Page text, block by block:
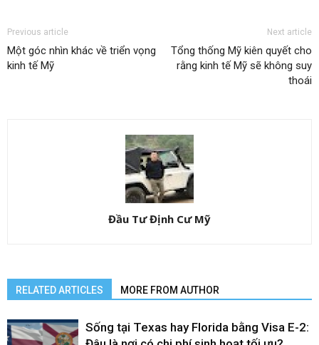
Previous article
Một góc nhìn khác về triển vọng
kinh tế Mỹ
Next article
Tổng thống Mỹ kiên quyết cho
rằng kinh tế Mỹ sẽ không suy
thoái
Đầu Tư Định Cư Mỹ
RELATED ARTICLES MORE FROM AUTHOR
Sống tại Texas hay Florida bằng Visa E-2: